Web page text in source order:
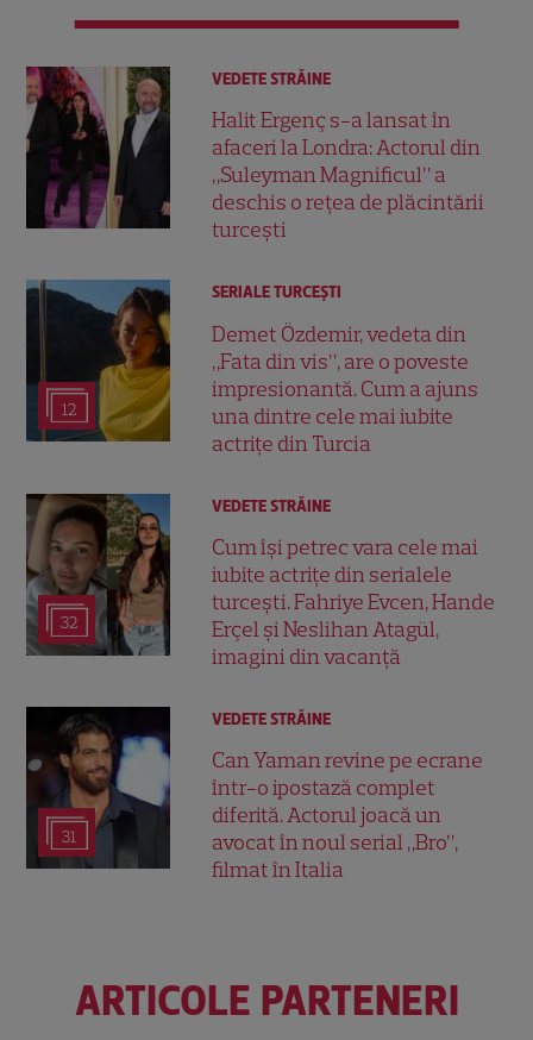
VEDETE STRĂINE
Halit Ergenç s-a lansat în
afaceri la Londra: Actorul din
„Suleyman Magnificul” a
deschis o rețea de plăcintării
turcești
12
SERIALE TURCEŞTI
Demet Özdemir, vedeta din
„Fata din vis”, are o poveste
impresionantă. Cum a ajuns
una dintre cele mai iubite
actrițe din Turcia
32
VEDETE STRĂINE
Cum își petrec vara cele mai
iubite actrițe din serialele
turcești. Fahriye Evcen, Hande
Erçel și Neslihan Atagül,
imagini din vacanță
31
VEDETE STRĂINE
Can Yaman revine pe ecrane
într-o ipostază complet
diferită. Actorul joacă un
avocat în noul serial „Bro”,
filmat în Italia
ARTICOLE PARTENERI